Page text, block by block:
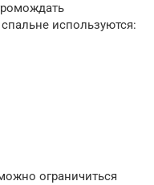
используются:
ограничиться